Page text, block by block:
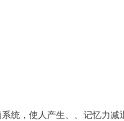
统，使人产生、、记忆力